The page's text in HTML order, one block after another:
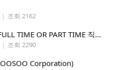
| 조회 2162
LYNNWOOD 지역 CPA 에서 FULL TIME OR PART TIME 직원을 찾습니다
| 조회 2290
Corporation)